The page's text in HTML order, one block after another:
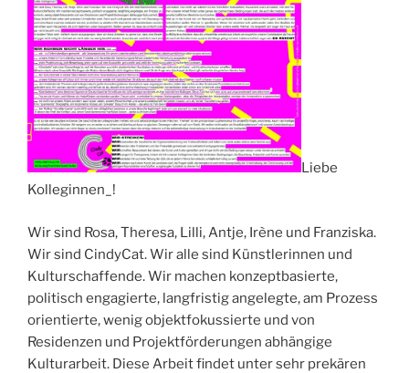
Liebe
Kolleginnen_!
Wir sind Rosa, Theresa, Lilli, Antje, Irène und Franziska.
Wir sind CindyCat. Wir alle sind Künstlerinnen und
Kulturschaffende. Wir machen konzeptbasierte,
politisch engagierte, langfristig angelegte, am Prozess
orientierte, wenig objektfokussierte und von
Residenzen und Projektförderungen abhängige
Kulturarbeit. Diese Arbeit findet unter sehr prekären